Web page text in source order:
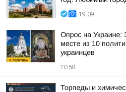
19:09
Опрос на Украине:
месте из 10
украинцев
20:58
Торпеды и